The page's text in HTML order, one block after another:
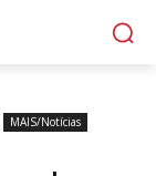
MAIS/Notícias